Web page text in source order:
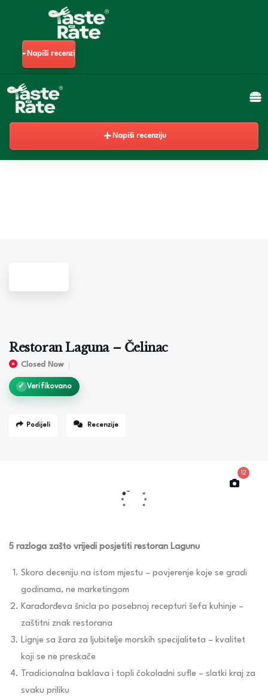
Napiši recenziju
Napiši recenziju
Restoran Laguna – Čelinac
Closed Now
✓ Verifikovano
Podijeli Recenzije
12
5 razloga zašto vrijedi posjetiti restoran Lagunu
Skoro deceniju na istom mjestu – povjerenje koje se gradi
godinama, ne marketingom
Karađorđeva šnicla po posebnoj recepturi šefa kuhinje –
zaštitni znak restorana
Lignje sa žara za ljubitelje morskih specijaliteta – kvalitet
koji se ne preskače
Tradicionalna baklava i topli čokoladni sufle – slatki kraj za
svaku priliku